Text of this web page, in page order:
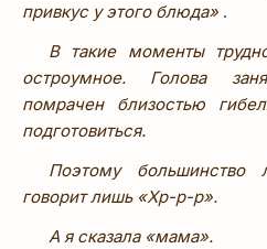
привкус у этого блюда» .
В такие моменты
остроумное. Голова
помрачен близостью
подготовиться.
Поэтому
говорит лишь «Хр-р-р».
А я сказала «мама».